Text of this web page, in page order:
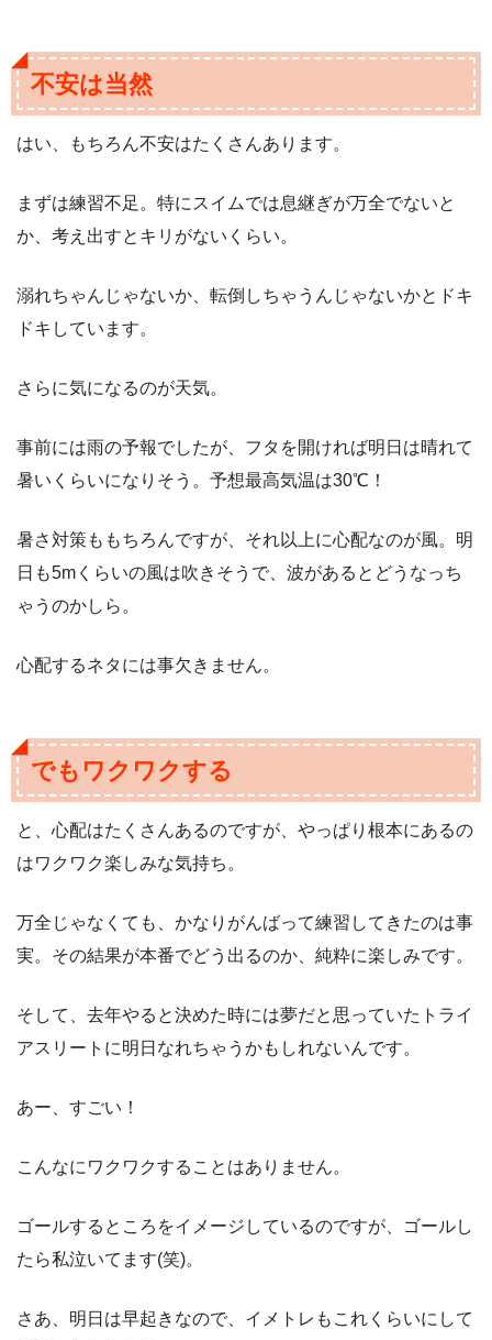
不安は当然
はい、もちろん不安はたくさんあります。
まずは練習不足。特にスイムでは息継ぎが万全でないと
か、考え出すとキリがないくらい。
溺れちゃんじゃないか、転倒しちゃうんじゃないかとドキ
ドキしています。
さらに気になるのが天気。
事前には雨の予報でしたが、フタを開ければ明日は晴れて
暑いくらいになりそう。予想最高気温は30℃！
暑さ対策ももちろんですが、それ以上に心配なのが風。明
日も5mくらいの風は吹きそうで、波があるとどうなっち
ゃうのかしら。
心配するネタには事欠きません。
でもワクワクする
と、心配はたくさんあるのですが、やっぱり根本にあるの
はワクワク楽しみな気持ち。
万全じゃなくても、かなりがんばって練習してきたのは事
実。その結果が本番でどう出るのか、純粋に楽しみです。
そして、去年やると決めた時には夢だと思っていたトライ
アスリートに明日なれちゃうかもしれないんです。
あー、すごい！
こんなにワクワクすることはありません。
ゴールするところをイメージしているのですが、ゴールし
たら私泣いてます(笑)。
さあ、明日は早起きなので、イメトレもこれくらいにして